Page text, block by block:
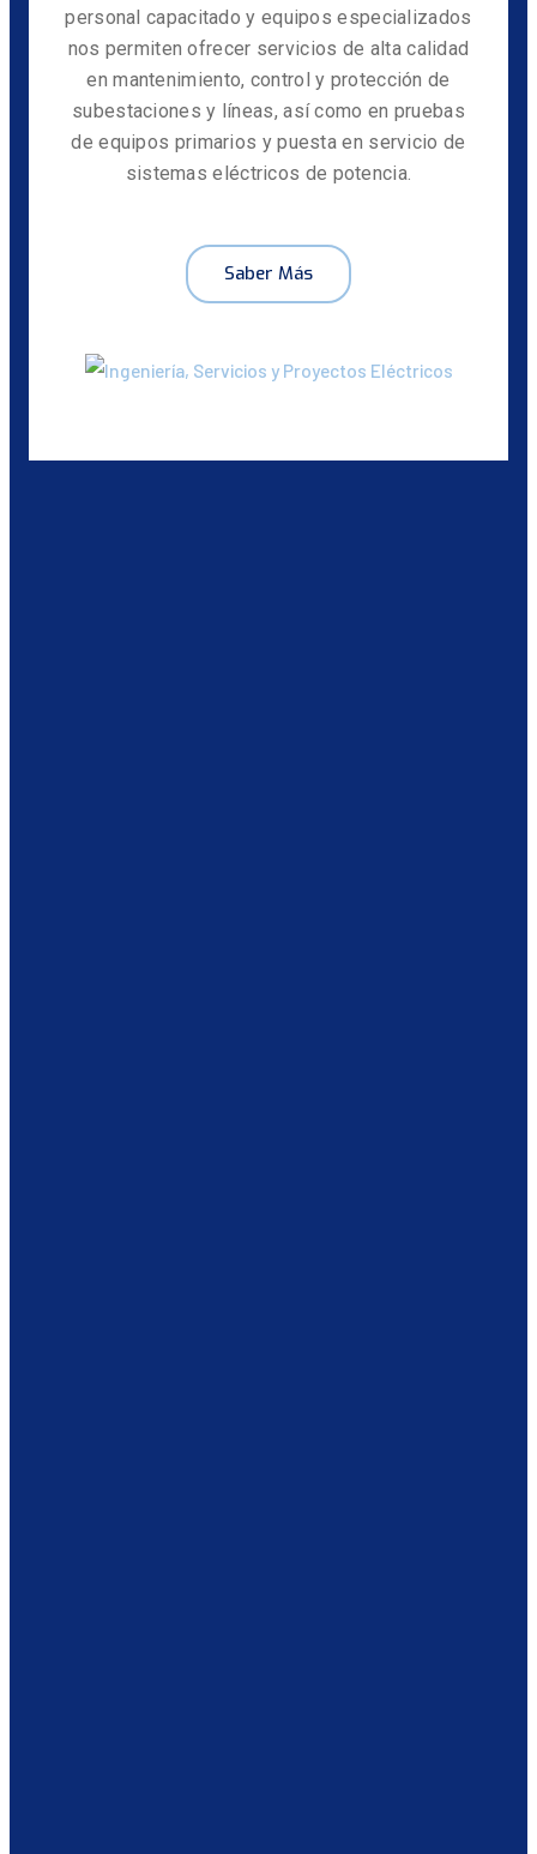
personal capacitado y equipos especializados
nos permiten ofrecer servicios de alta calidad
en mantenimiento, control y protección de
subestaciones y líneas, así como en pruebas
de equipos primarios y puesta en servicio de
sistemas eléctricos de potencia.
Saber Más